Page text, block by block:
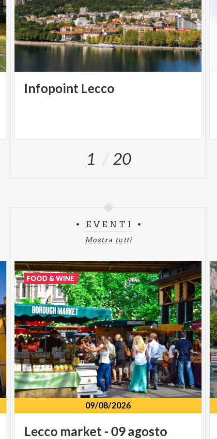
Infopoint Lecco
1 20
EVENTI
Mostra tutti
09/08/2026
Lecco market- 09agosto
FOOD & WINE